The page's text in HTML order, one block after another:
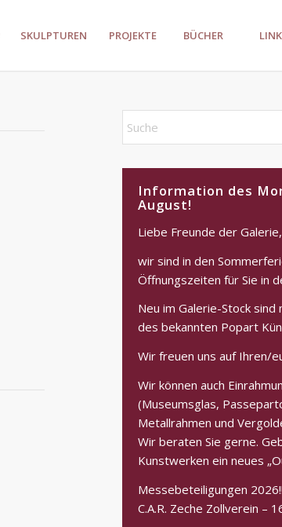
SKULPTUREN PROJEKTE BÜCHER
Information des
August!
Liebe Freunde der Galerie,
wir sind in den
Öffnungszeiten für Sie in
Neu im Galerie-Stock
des bekannten Popart
Wir freuen uns auf Ihren/
Wir können auch
(Museumsglas,
Metallrahmen und
Wir beraten Sie gerne.
Kunstwerken ein neues
Messebeteiligungen
C.A.R. Zeche Zollverein –